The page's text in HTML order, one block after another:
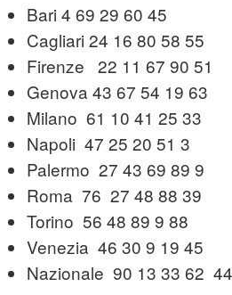
Bari 4 69 29 60 45
Cagliari 24 16 80 58 55
Firenze 22 11 67 90 51
Genova 43 67 54 19 63
Milano 61 10 41 25 33
Napoli 47 25 20 51 3
Palermo 27 43 69 89 9
Roma 76 27 48 88 39
Torino 56 48 89 9 88
Venezia 46 30 9 19 45
Nazionale 90 13 33 62 44